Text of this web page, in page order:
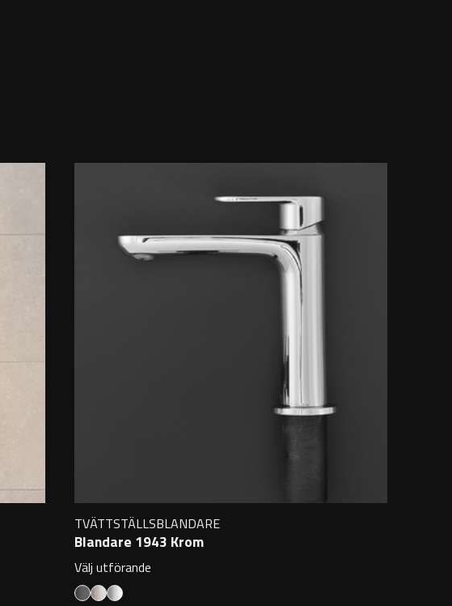
TVÄTTSTÄLLSBLANDARE
Blandare 1943 Krom
Välj utförande